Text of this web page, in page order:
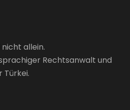
nicht allein.
Rechtsanwalt und
Türkei.